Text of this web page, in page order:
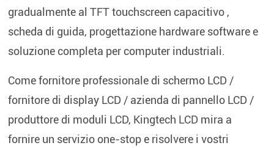
gradualmente alTFT touchscreen capacitivo ,
scheda di guida, progettazione hardware software e
soluzione completa per computer industriali.
Come fornitore professionale di schermo LCD /
fornitore di display LCD / azienda di pannello LCD /
produttore di moduli LCD, Kingtech LCD mira a
fornire un servizio one-stop e risolvere i vostri